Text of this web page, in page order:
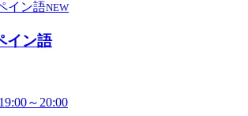
NEW
イン語
～20:00